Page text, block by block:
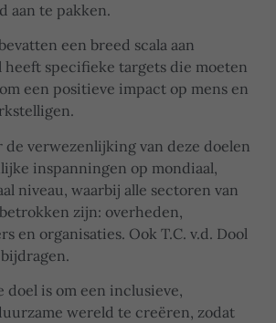
aan te pakken.
een breed scala aan
heeft specifieke targets die moeten
een positieve impact op mens en
de verwezenlijking van deze doelen
inspanningen op mondiaal,
niveau, waarbij alle sectoren van
zijn: overheden,
en organisaties. Ook T.C. v.d. Dool
bijdragen.
is om een inclusieve,
wereld te creëren, zodat